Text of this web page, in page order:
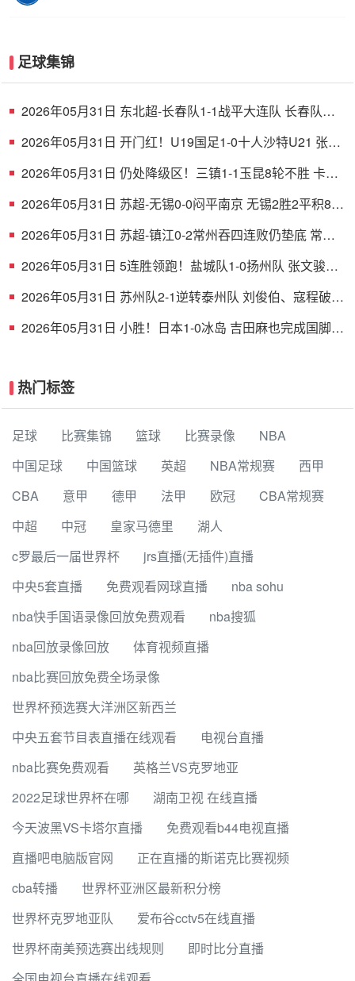
足球集锦
2026年05月31日 东北超-长春队1-1战平大连队 长春队点
2026年05月31日 开门红！U19国足1-0十人沙特U21 张家
2026年05月31日 仍处降级区！三镇1-1玉昆8轮不胜 卡迪
2026年05月31日 苏超-无锡0-0闷平南京 无锡2胜2平积8分
2026年05月31日 苏超-镇江0-2常州吞四连败仍垫底 常州
2026年05月31日 5连胜领跑！盐城队1-0扬州队 张文骏点
2026年05月31日 苏州队2-1逆转泰州队 刘俊伯、寇程破门
2026年05月31日 小胜！日本1-0冰岛 吉田麻也完成国脚谢
热门标签
足球 比赛集锦 篮球 比赛录像
NBA
中国足球
中国篮球 英超 NBA常规赛
西甲
CBA
意甲 德甲 法甲 欧冠
CBA常规赛
中超
中冠 皇家马德里
湖人
c罗最后一届世界杯
jrs直播(无插件)直播
中央5套直播
免费观看网球直播
nba sohu
nba快手国语录像回放免费观看
nba搜狐
nba回放录像回放
体育视频直播
nba比赛回放免费全场录像
世界杯预选赛大洋洲区新西兰
中央五套节目表直播在线观看
电视台直播
nba比赛免费观看
英格兰VS克罗地亚
2022足球世界杯在哪
湖南卫视 在线直播
今天波黑VS卡塔尔直播
免费观看b44电视直播
直播吧电脑版官网
正在直播的斯诺克比赛视频
cba转播
世界杯亚洲区最新积分榜
世界杯克罗地亚队
爱布谷cctv5在线直播
世界杯南美预选赛出线规则
即时比分直播